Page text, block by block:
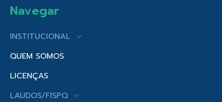
Navegar
INSTITUCIONAL
QUEM SOMOS
LICENÇAS
LAUDOS/FISPQ